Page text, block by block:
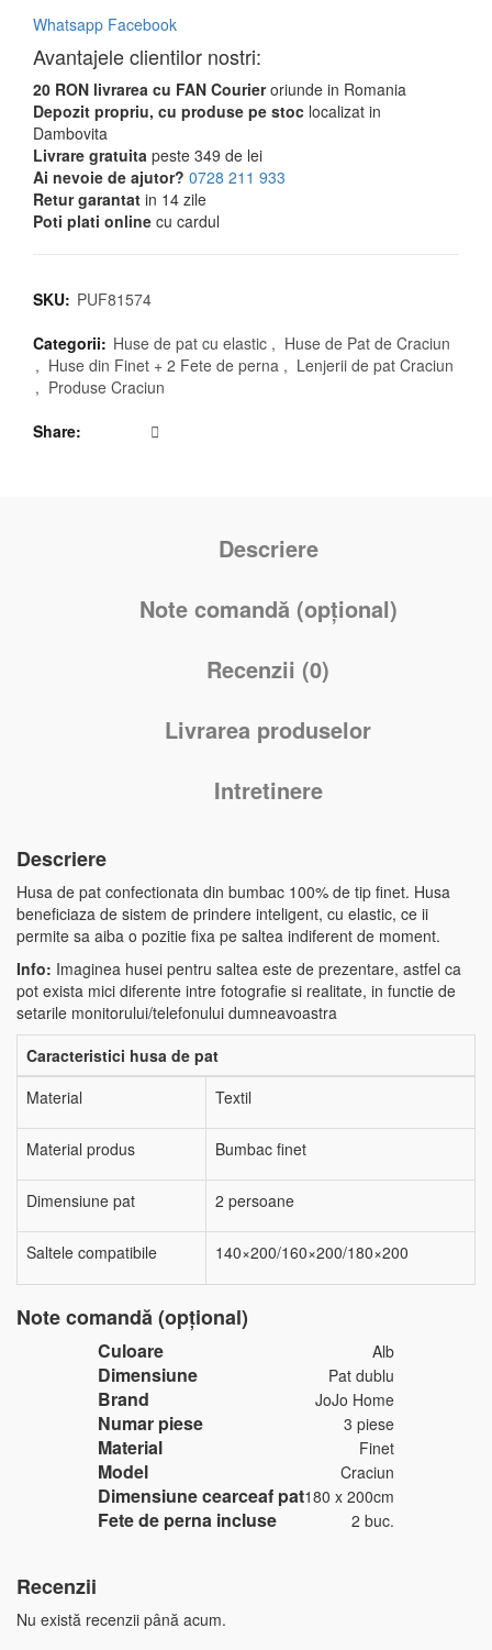
Whatsapp Facebook
Avantajele clientilor nostri:
20 RON livrarea cu FAN Courieroriunde in Romania
Depozit propriu, cu produse pe stoc localizat in
Dambovita
Livrare gratuita peste 349 de lei
Ai nevoie de ajutor? 0728 211 933
Retur garantat in 14 zile
Poti plati online cu cardul
SKU: PUF81574
Categorii: Huse de pat cu elastic , Huse de Pat de Craciun
, Huse din Finet + 2 Fete de perna , Lenjerii de pat Craciun
, Produse Craciun
Share
Descriere
Note comandă (opțional)
Recenzii (0)
Livrarea produselor
Intretinere
Descriere
Husa de pat confectionata din bumbac 100% de tip finet. Husa
beneficiaza de sistem de prindere inteligent, cu elastic, ce ii
permite sa aiba o pozitie fixa pe saltea indiferent de moment.
Info: Imaginea husei pentru saltea este de prezentare, astfel ca
pot exista mici diferente intre fotografie si realitate, in functie de
setarile monitorului/telefonului dumneavoastra
Caracteristici husa de pat
Material
Textil
Material produs Bumbac finet
Dimensiune pat 2 persoane
Saltele compatibile 140×200/160×200/180×200
Note comandă (opțional)
Culoare Alb
Dimensiune Pat dublu
Brand JoJo Home
Numar piese 3 piese
Material Finet
Model Craciun
Dimensiune cearceaf pat180 x 200cm
Fete de perna incluse 2 buc.
Recenzii
Nu există recenzii până acum.